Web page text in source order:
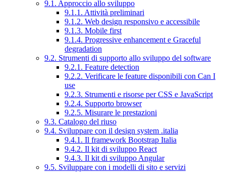
9.1. Approccio allo sviluppo
9.1.1. Attività preliminari
9.1.2. Web design responsivo e accessibile
9.1.3. Mobile first
9.1.4. Progressive enhancement e Graceful
degradation
9.2. Strumenti di supporto allo sviluppo del software
9.2.1. Feature detection
9.2.2. Verificare le feature disponibili con Can I
use
9.2.3. Strumenti e risorse per CSS e JavaScript
9.2.4. Supporto browser
9.2.5. Misurare le prestazioni
9.3. Catalogo del riuso
9.4. Sviluppare con il design system .italia
9.4.1. Il framework Bootstrap Italia
9.4.2. Il kit di sviluppo React
9.4.3. Il kit di sviluppo Angular
9.5. Sviluppare con i modelli di sito e servizi